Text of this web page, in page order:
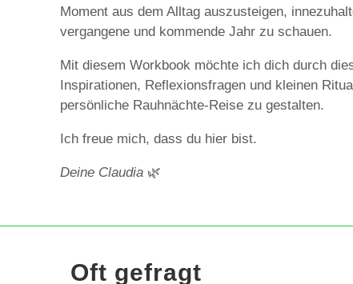
Moment aus dem Alltag auszusteigen,
vergangene und kommende Jahr zu schauen.
Mit diesem Workbook möchte ich dich durch
Inspirationen, Reflexionsfragen und kleinen
persönliche Rauhnächte-Reise zu gestalten.
Ich freue mich, dass du hier bist.
Deine Claudia 🌿
Oft gefragt